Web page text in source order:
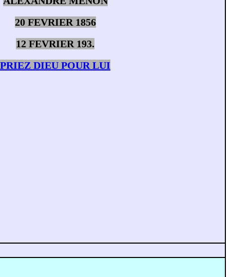
20 FEVRIER 1856
12 FEVRIER 193.
PRIEZ DIEU POUR LUI